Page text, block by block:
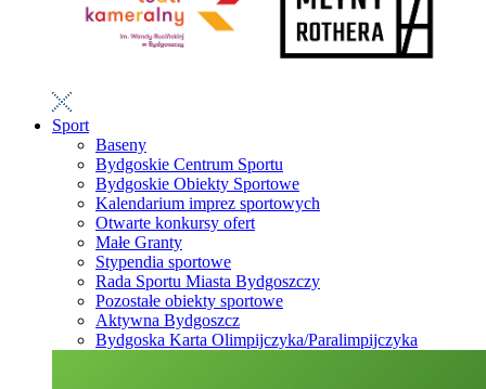
Sport
Baseny
Bydgoskie Centrum Sportu
Bydgoskie Obiekty Sportowe
Kalendarium imprez sportowych
Otwarte konkursy ofert
Małe Granty
Stypendia sportowe
Rada Sportu Miasta Bydgoszczy
Pozostałe obiekty sportowe
Aktywna Bydgoszcz
Bydgoska Karta Olimpijczyka/Paralimpijczyka